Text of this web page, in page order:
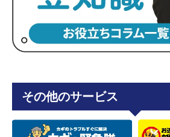
その他のサービス